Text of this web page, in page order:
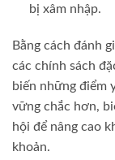
bị xâm nhập.
Bằng cách đánh
các chính sách
biến những điểm
vững chắc hơn,
hội để nâng cao
khoản.